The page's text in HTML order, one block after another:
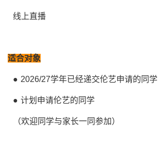
线上直播
适合对象
● 2026/27学年已经递交伦艺申请的同学
● 计划申请伦艺的同学
（欢迎同学与家长一同参加）